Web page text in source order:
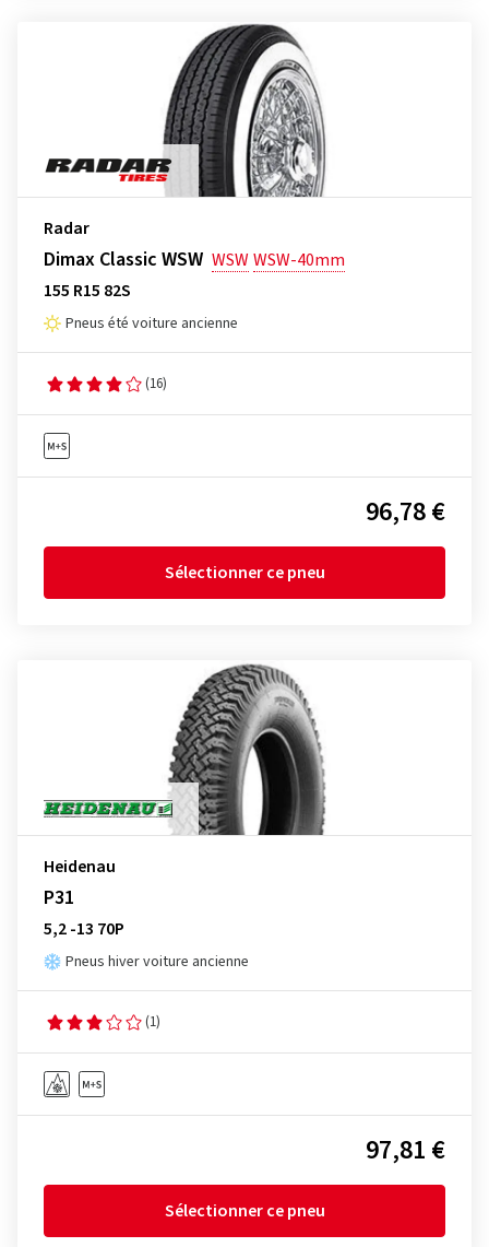
Radar
Dimax Classic WSW WSWWSW-40mm
155 R15 82S
Pneus été voiture ancienne
(16)
96,78 €
Sélectionner ce pneu
Heidenau
P31
5,2 -13 70P
Pneus hiver voiture ancienne
(1)
97,81 €
Sélectionner ce pneu